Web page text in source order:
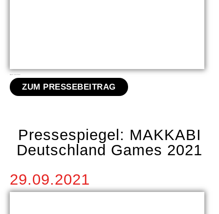
ZUM PRESSEBEITRAG
Pressespiegel: MAKKABI
Deutschland Games 2021
29.09.2021